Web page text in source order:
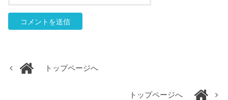
トップページへ
トップページへ